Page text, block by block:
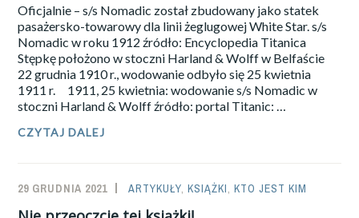
Oficjalnie – s/s Nomadic został zbudowany jako statek
pasażersko-towarowy dla linii żeglugowej White Star. s/s
Nomadic w roku 1912 źródło: Encyclopedia Titanica
Stępkę położono w stoczni Harland & Wolff w Belfaście
22 grudnia 1910 r., wodowanie odbyło się 25 kwietnia
1911 r. 1911, 25 kwietnia: wodowanie s/s Nomadic w
stoczni Harland & Wolff źródło: portal Titanic: …
CZYTAJ DALEJ
PAROWCA.
29 GRUDNIA 2021
SAILOR-
ADMIN
ARTYKUŁY,KSIĄŻKI,KTO JEST KIM